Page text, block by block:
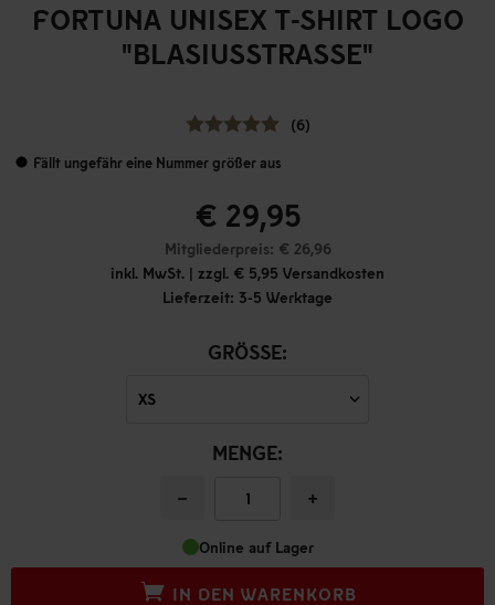
FORTUNA UNISEX T-SHIRT LOGO
"BLASIUSSTRASSE"
(6)
Fällt ungefähr eine Nummer größer aus
€ 29,95
Mitgliederpreis: € 26,96
inkl. MwSt. | zzgl. € 5,95 Versandkosten
Lieferzeit: 3-5 Werktage
GRÖSSE:
MENGE:
− +
Online auf Lager
IN DEN WARENKORB